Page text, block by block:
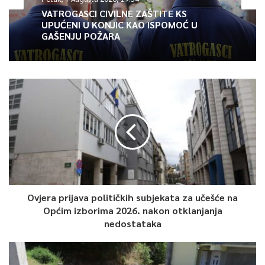
prekršaji ne mogu sankcionisati – ističu iz TI BiH.
Ovu prazninu u zakonu i neažurnost institucija, kako dodaju,
već uveliko koriste brojni političari, pa su tako širom zemlje
pokrete, poput onih dr Vlade Đajića i Draška Stanivukovića, koje
je TI BiH prijavio Centralnoj izbornoj komisiji (CIK) zbog
preuranjene kampanje.
CIK je, međutim, donio odluku po kojoj ovi politički subjekti ne
podliježu sankcijama, jer nisu zvanično ovjereni, čime su,
smatraju u TI BiH, odredbe zabrane preuranjene kampanje
faktički obesmišljene.
Iz TI BiH podsjećaju da su i ranije u više navrata prijavljivali
Vladu Đajića zbog različitih oblika vođenja preuranjene
kampanje ali i zloupotrebe javnih resursa sa ciljem lične
VATROGASCI CIVILNE ZAŠTITE KS
UPUĆENI U KONJIC KAO ISPOMOĆ U
GAŠENJU POŽARA
Ovjera prijava političkih subjekata za učešće na
Općim izborima 2026. nakon otklanjanja
nedostataka